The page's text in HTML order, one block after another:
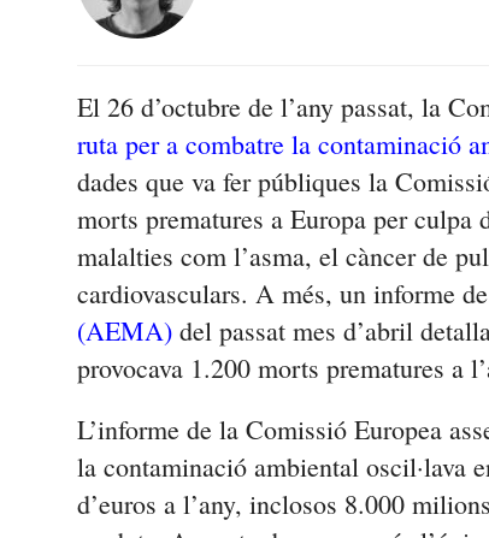
El 26 d’octubre de l’any passat, la
ruta per a combatre la contaminació
dades que va fer públiques la
morts prematures a Europa per culpa
malalties com l’asma, el càncer de
cardiovasculars. A més, un informe de
(AEMA) del passat mes d’abril
provocava 1.200 morts prematures a
L’informe de la Comissió Europea
la contaminació ambiental oscil·lava
d’euros a l’any, inclosos 8.000